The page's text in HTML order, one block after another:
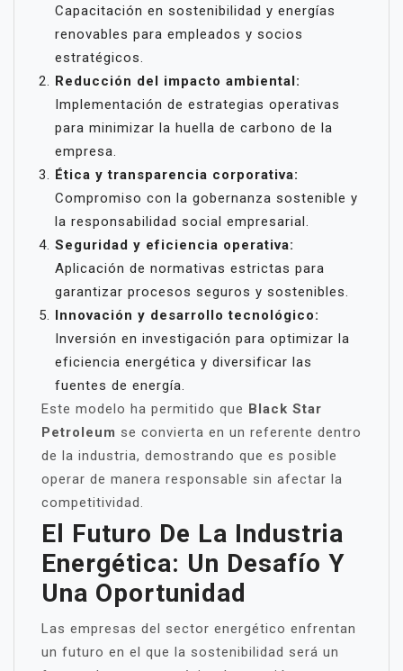
Capacitación en sostenibilidad y energías
renovables para empleados y socios
estratégicos.
Reducción del impacto ambiental:
Implementación de estrategias operativas
para minimizar la huella de carbono de la
empresa.
Ética y transparencia corporativa:
Compromiso con la gobernanza sostenible y
la responsabilidad social empresarial.
Seguridad y eficiencia operativa:
Aplicación de normativas estrictas para
garantizar procesos seguros y sostenibles.
Innovación y desarrollo tecnológico:
Inversión en investigación para optimizar la
eficiencia energética y diversificar las
fuentes de energía.
Este modelo ha permitido que Black Star
Petroleum se convierta en un referente dentro
de la industria, demostrando que es posible
operar de manera responsable sin afectar la
competitividad.
El Futuro De La Industria
Energética: Un Desafío Y
Una Oportunidad
Las empresas del sector energético enfrentan
un futuro en el que la sostenibilidad será un